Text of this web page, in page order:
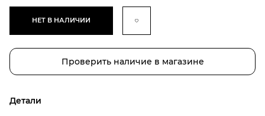
НЕТ В НАЛИЧИИ
Проверить наличие в магазине
Детали